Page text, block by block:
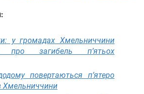
у громадах Хмельниччини
про загибель п’ятьох
повертаються п’ятеро
Хмельниччини